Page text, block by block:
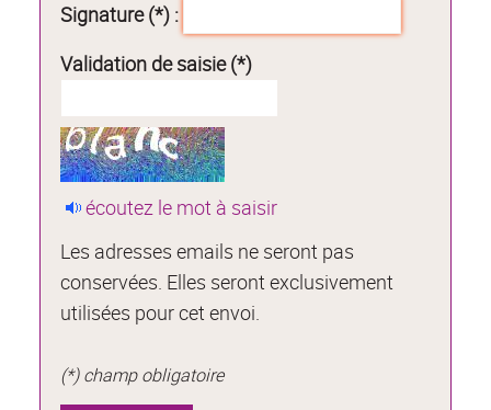
Signature (*) :
Validation de saisie (*)
écoutez le mot à saisir
Les adresses emails ne seront pas
conservées. Elles seront exclusivement
utilisées pour cet envoi.
(*) champ obligatoire